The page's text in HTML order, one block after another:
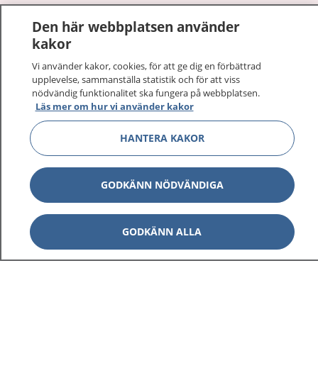
1177–tryggt om din hälsa och vård
På 1177.se får du råd om hälsa och information om
sjukdomar och vilka mottagningar du kan kontakta.
Logga in för att läsa din journal och göra dina
vårdärenden. Ring telefonnummer 1177 för
sjukvårdsrådgivning dygnet runt.
1177 ger dig råd när du vill må bättre.
1177 på flera språk Visa
Den här webbplatsen använder
kakor
Vi använder kakor, cookies, för att ge dig en förbättrad
upplevelse, sammanställa statistik och för att viss
nödvändig funktionalitet ska fungera på webbplatsen.
Läs mer om hur vi använder kakor
HANTERA KAKOR
GODKÄNN NÖDVÄNDIGA
GODKÄNN ALLA